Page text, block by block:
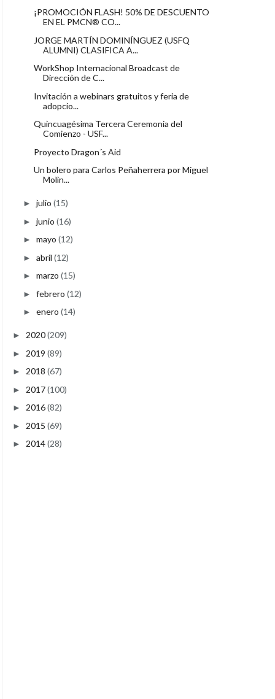
¡PROMOCIÓN FLASH! 50% DE DESCUENTO
EN EL PMCN® CO...
JORGE MARTÍN DOMINÍNGUEZ (USFQ
ALUMNI) CLASIFICA A...
WorkShop Internacional Broadcast de
Dirección de C...
Invitación a webinars gratuitos y feria de
adopcio...
Quincuagésima Tercera Ceremonia del
Comienzo - USF...
Proyecto Dragon´s Aid
Un bolero para Carlos Peñaherrera por Miguel
Molin...
► julio (15)
► junio (16)
► mayo (12)
► abril (12)
► marzo (15)
► febrero (12)
► enero (14)
► 2020(209)
► 2019 (89)
► 2018 (67)
► 2017(100)
► 2016(82)
► 2015 (69)
► 2014(28)